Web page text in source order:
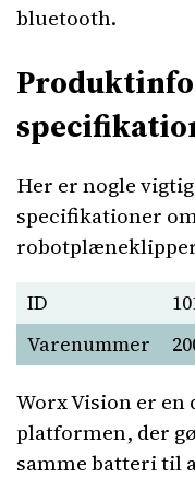
bluetooth.
Her er nogle
specifikationer
robotplæneklipper
ID
Varenummer
Worx Vision er en
platformen, der
samme batteri til